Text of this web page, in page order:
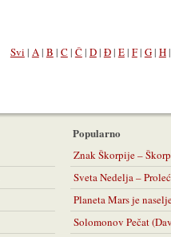
Svi | A| B | C | Č | D| Đ| E| F| G| H
Popularno
Znak Škorpije –
Sveta Nedelja –
Planeta Mars je
Solomonov Pečat